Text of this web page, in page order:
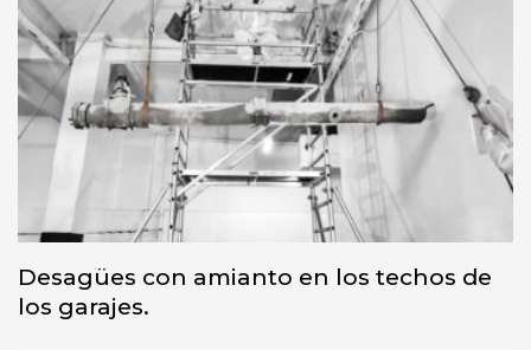
Desagües con amianto en los techos de
los garajes.